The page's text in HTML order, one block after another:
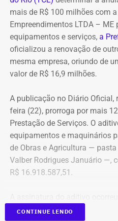
A empresa também destaca
blindados em sua frota
pela locação dos veículos por
GSI.
Os veículos serão destinados
Suprimentos (DSU) e
contrato foi firmado com a
Locação de Veículos Ltda. e
SUVs zero quilômetro, com
motorista e sem fornecimento
Cada automóvel custará R$
COM FÁBIO MARTINS
mais de R$ 100 milhões com a
Empreendimentos LTDA – ME
equipamentos e serviços, a
oficializou a renovação de
mesma empresa, oriundo de
valor de R$ 16,9 milhões.
A publicação no Diário
feira (22), prorroga por mais
Prestação de Serviços. O
equipamentos e maquinários
de Obras e Agricultura —
Valber Rodrigues Januário —,
R$ 16.918.587,51.
garantindo a continuidade da
CONTINUE LENDO